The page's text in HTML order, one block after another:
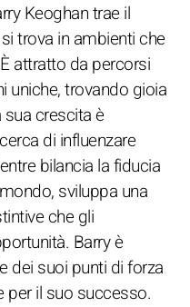
Keoghan trae il
trova in ambienti che
attratto da percorsi
uniche, trovando gioia
sua crescita è
di influenzare
bilancia la fiducia
sviluppa una
che gli
Barry è
dei suoi punti di forza
per il suo successo.